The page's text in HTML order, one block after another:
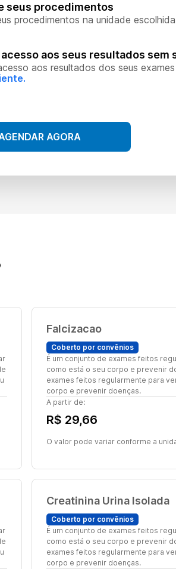
seus procedimentos
procedimentos na unidade escolhida
acesso aos seus resultados sem
aos resultados dos seus
AGORA
Falcizacao
Coberto por convênios
É um conjunto de exames feitos
como está o seu corpo e prevenir
exames feitos regularmente para
corpo e prevenir doenças.
A partir de:
R$ 29,66
O valor pode variar conforme a
Creatinina Urina Isolada
Coberto por convênios
É um conjunto de exames feitos
como está o seu corpo e prevenir
exames feitos regularmente para
corpo e prevenir doenças.